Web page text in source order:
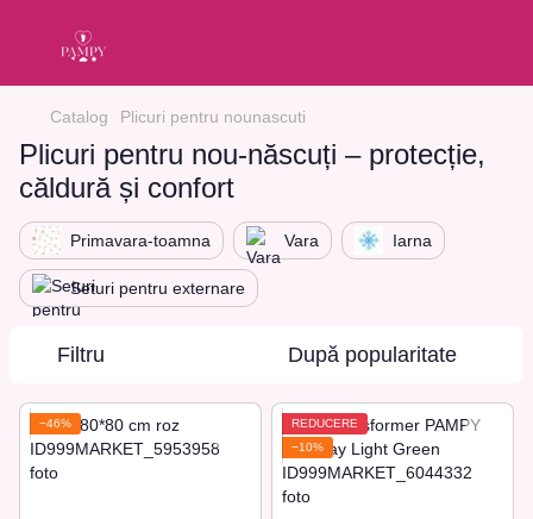
Catalog Plicuri pentru nounascuti
Plicuri pentru nou-născuți – protecție,
căldură și confort
Primavara-toamna Vara Iarna
Seturi pentru externare
Filtru După popularitate
−46%
REDUCERE
−10%